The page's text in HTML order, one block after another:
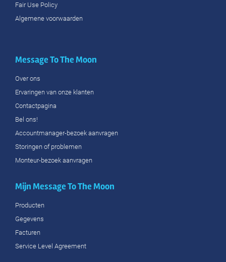
Fair Use Policy
Algemene voorwaarden
Message To The Moon
Over ons
Ervaringen van onze klanten
Contactpagina
Bel ons!
Accountmanager-bezoek aanvragen
Storingen of problemen
Monteur-bezoek aanvragen
Mijn Message To The Moon
Producten
Gegevens
Facturen
Service Level Agreement